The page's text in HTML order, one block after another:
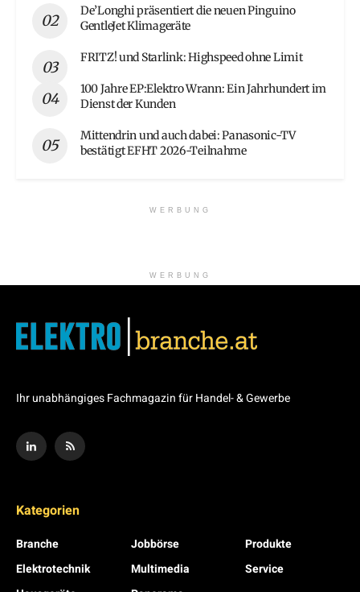
De’Longhi präsentiert die neuen Pinguino
GentleJet Klimageräte
FRITZ! und Starlink: Highspeed ohne Limit
100 Jahre EP:Elektro Wrann: Ein Jahrhundert im
Dienst der Kunden
Mittendrin und auch dabei: Panasonic-TV
bestätigt EFHT 2026-Teilnahme
WERBUNG
WERBUNG
Ihr unabhängiges Fachmagazin für Handel- & Gewerbe
Kategorien
Branche
Elektrotechnik
Jobbörse
Multimedia
Produkte
Service